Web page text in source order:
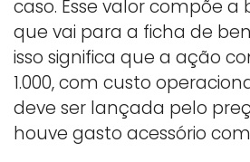
caso. Esse valor compõe
que vai para a ficha de
isso significa que a ação
1.000, com custo
deve ser lançada pelo
houve gasto acessório